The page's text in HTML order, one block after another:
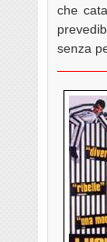
che
senza